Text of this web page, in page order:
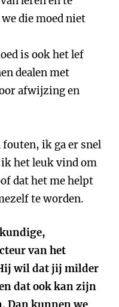
die moed niet
is ook het lef
dealen met
afwijzing en
ik ga er snel
het leuk vind om
dat het me helpt
te worden.
van het
wil dat jij milder
dat ook kan zijn